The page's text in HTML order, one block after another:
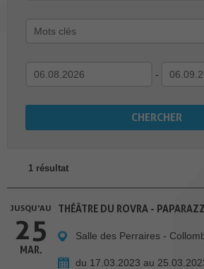
-
1 résultat
JUSQU'AU
25
MAR.
THÉÂTRE DU ROVRA -
Salle des Perraires -
du 17.03.2023 au